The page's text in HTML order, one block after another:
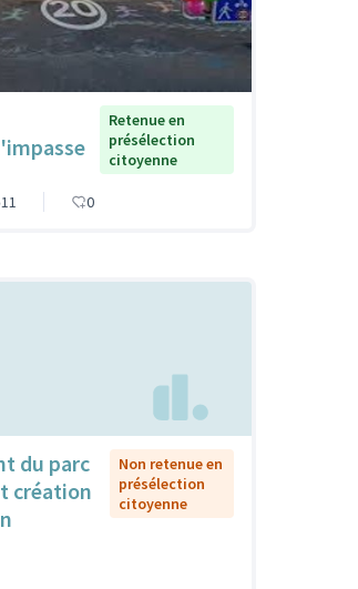
Retenue en
présélection
citoyenne
11 0
du parc
création
Non retenue en
présélection
citoyenne